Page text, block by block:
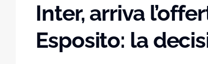
Inter, arriva
Esposito: la